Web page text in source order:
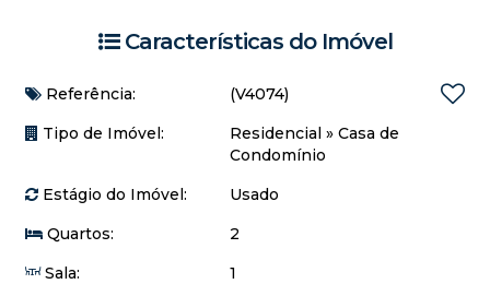
2 quartos bem distribuídos
Varanda
para criar um ambiente de descanso, home office ou
✨Diferenciais:
Excelente para moradia ou investimento em aluguel de
temporada
Características do Imóvel
Referência:
(V4074)
Tipo de Imóvel:
Residencial » Casa de
Condomínio
Estágio do Imóvel:
Usado
Quartos:
2
Sala:
1